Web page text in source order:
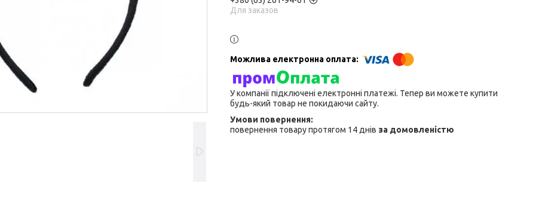
Для заказов
У компанії підключені електронні платежі. Тепер ви можете купити
будь-який товар не покидаючи сайту.
повернення товару протягом 14 днів за домовленістю